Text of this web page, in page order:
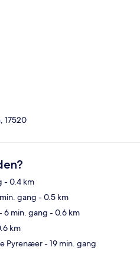
17520
- 0.4 km
gang - 0.5 km
6 min. gang - 0.6 km
km
Pyrenæer- 19 min. gang